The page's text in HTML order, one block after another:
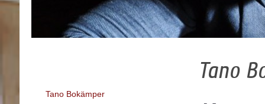
Tano
Tano Bokämper